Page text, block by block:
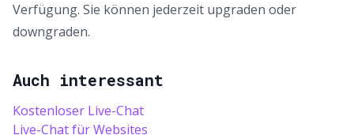
Verfügung. Sie können jederzeit upgraden oder
downgraden.
Auch interessant
Kostenloser Live-Chat
Live-Chat für Websites